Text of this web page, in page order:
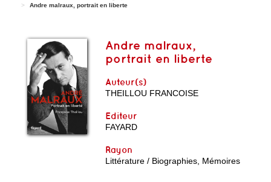
Andre malraux, portrait en liberte
Andre malraux,
portrait en liberte
Auteur(s)
THEILLOU FRANCOISE
Editeur
FAYARD
Rayon
Littérature / Biographies, Mémoires